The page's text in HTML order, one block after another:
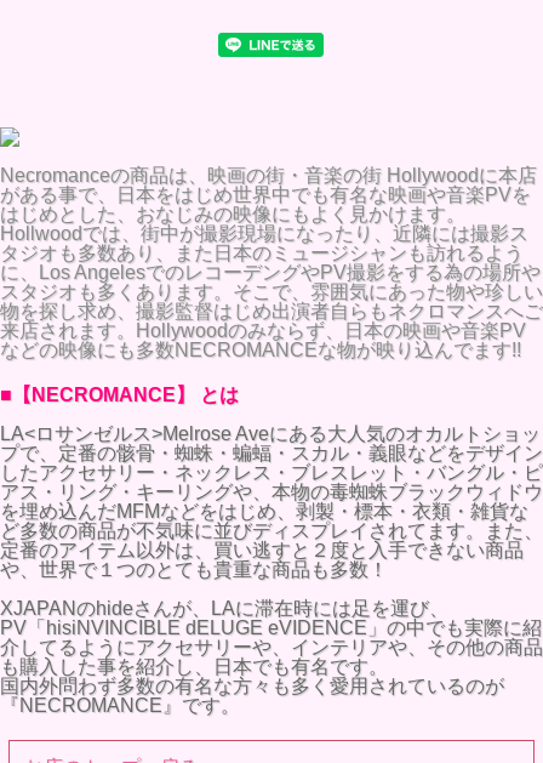
Necromanceの商品は、映画の街・音楽の街 Hollywoodに本店
がある事で、日本をはじめ世界中でも有名な映画や音楽PVを
はじめとした、おなじみの映像にもよく見かけます。
Hollwoodでは、街中が撮影現場になったり、近隣には撮影ス
タジオも多数あり、また日本のミュージシャンも訪れるよう
に、Los AngelesでのレコーデングやPV撮影をする為の場所や
スタジオも多くあります。そこで、雰囲気にあった物や珍しい
物を探し求め、撮影監督はじめ出演者自らもネクロマンスへご
来店されます。Hollywoodのみならず、日本の映画や音楽PV
などの映像にも多数NECROMANCEな物が映り込んでます!!
■【NECROMANCE】 とは
LA<ロサンゼルス>Melrose Aveにある大人気のオカルトショッ
プで、定番の骸骨・蜘蛛・蝙蝠・スカル・義眼などをデザイン
したアクセサリー・ネックレス・ブレスレット・バングル・ピ
アス・リング・キーリングや、本物の毒蜘蛛ブラックウィドウ
を埋め込んだMFMなどをはじめ、剥製・標本・衣類・雑貨な
ど多数の商品が不気味に並びディスプレイされてます。また、
定番のアイテム以外は、買い逃すと２度と入手できない商品
や、世界で１つのとても貴重な商品も多数！
XJAPANのhideさんが、LAに滞在時には足を運び、
PV「hisiNVINCIBLE dELUGE eVIDENCE」の中でも実際に紹
介してるようにアクセサリーや、インテリアや、その他の商品
も購入した事を紹介し、日本でも有名です。
国内外問わず多数の有名な方々も多く愛用されているのが
『NECROMANCE』です。